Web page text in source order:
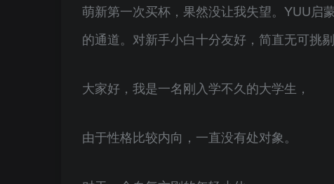
萌新第一次买杯，果然没让我失望。YUU启
的通道。对新手小白十分友好，简直无可挑
大家好，我是一名刚入学不久的大学生，
由于性格比较内向，一直没有处对象。